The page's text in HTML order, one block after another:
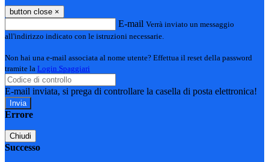
button close ×
E-mail Verrà inviato un messaggio
all'indirizzo indicato con le istruzioni necessarie.
Non hai una e-mail associata al nome utente? Effettua il reset della password
tramite la Login Spaggiari
E-mail inviata, si prega di controllare la casella di posta elettronica!
Errore
Chiudi
Successo